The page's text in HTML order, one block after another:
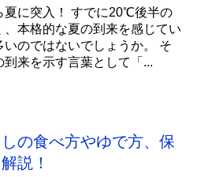
夏に突入！ すでに20℃後半の
、本格的な夏の到来を感じてい
いのではないでしょうか。 そ
到来を示す言葉として「...
の食べ方やゆで方、保
説！